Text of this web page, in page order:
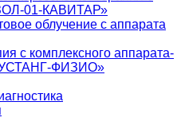
01-КАВИТАР»
облучение с аппарата
с комплексного аппарата-
ФИЗИО»